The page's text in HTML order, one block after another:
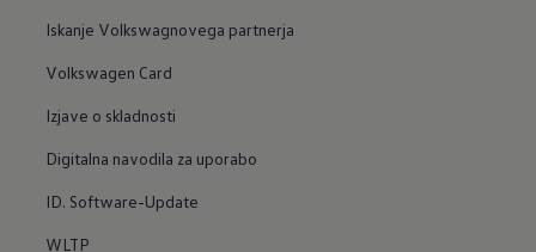
Iskanje Volkswagnovega partnerja
Volkswagen Card
Izjave o skladnosti
Digitalna navodila za uporabo
ID. Software-Update
WLTP